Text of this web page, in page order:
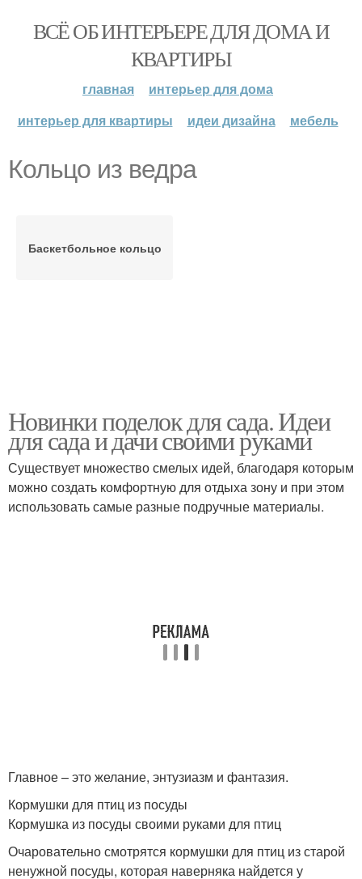
ВСЁ ОБ ИНТЕРЬЕРЕ ДЛЯ ДОМА И
КВАРТИРЫ
главная
интерьер для дома
интерьер для квартиры
идеи дизайна мебель
Кольцо из ведра
Баскетбольное кольцо
Новинки поделок для сада. Идеи
для сада и дачи своими руками
Существует множество смелых идей, благодаря которым
можно создать комфортную для отдыха зону и при этом
использовать самые разные подручные материалы.
Главное – это желание, энтузиазм и фантазия.
Кормушки для птиц из посуды
Кормушка из посуды своими руками для птиц
Очаровательно смотрятся кормушки для птиц из старой
ненужной посуды, которая наверняка найдется у